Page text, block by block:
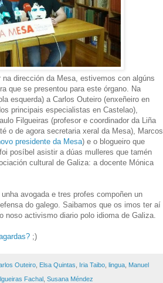
dirección da Mesa, estivemos con algúns
que se presentou para este órgano. Na
esquerda) a Carlos Outeiro (enxeñeiro en
principais especialistas en Castelao),
Filgueiras (profesor e coordinador da Liña
o de agora secretaria xeral da Mesa), Marcos
presidente da Mesa) e o blogueiro que
posíbel asistir a dúas mulleres que tamén
cultural de Galiza: a docente Mónica
avogada e tres profes compoñen un
do galego. Saibamos que os imos ter aí
noso activismo diario polo idioma de Galiza.
;)
Outeiro, Elsa Quintas Iria Taibo, lingua, Manuel
Fachal Susana Méndez